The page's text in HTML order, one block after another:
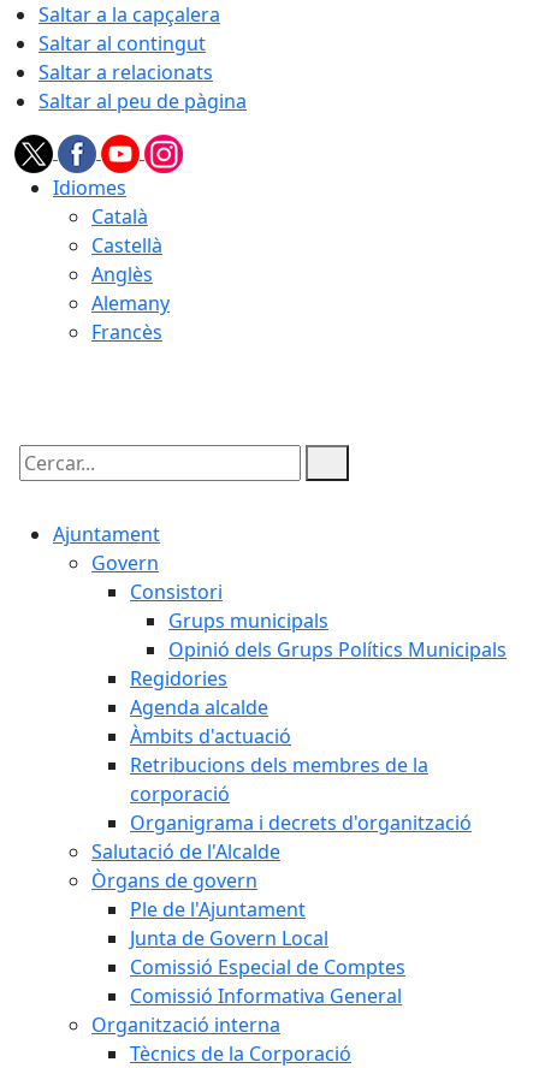
Saltar a la capçalera
Saltar al contingut
Saltar a relacionats
Saltar al peu de pàgina
Idiomes
Català
Castellà
Anglès
Alemany
Francès
Cercar:
Ajuntament
Govern
Consistori
Grups municipals
Opinió dels Grups Polítics Municipals
Regidories
Agenda alcalde
Àmbits d'actuació
Retribucions dels membres de la
corporació
Organigrama i decrets d'organització
Salutació de l'Alcalde
Òrgans de govern
Ple de l'Ajuntament
Junta de Govern Local
Comissió Especial de Comptes
Comissió Informativa General
Organització interna
Tècnics de la Corporació